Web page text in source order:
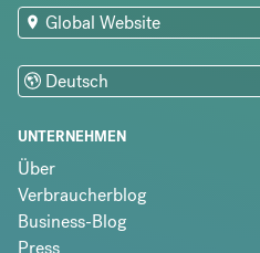
UNTERNEHMEN
Über
Verbraucherblog
Business-Blog
Press